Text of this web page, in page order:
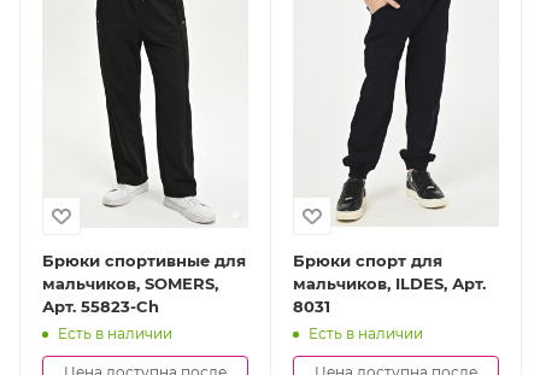
Брюки спортивные для
мальчиков, SOMERS,
Арт. 55823-Ch
Есть в наличии
Брюки спорт для
мальчиков, ILDES, Арт.
8031
Есть в наличии